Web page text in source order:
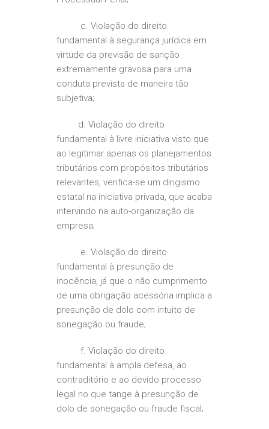
c. Violação do direito
fundamental à segurança jurídica em
virtude da previsão de sanção
extremamente gravosa para uma
conduta prevista de maneira tão
subjetiva;
d. Violação do direito
fundamental à livre iniciativa visto que
ao legitimar apenas os planejamentos
tributários com propósitos tributários
relevantes, verifica-se um dirigismo
estatal na iniciativa privada, que acaba
intervindo na auto-organização da
empresa;
e. Violação do direito
fundamental à presunção de
inocência, já que o não cumprimento
de uma obrigação acessória implica a
presunção de dolo com intuito de
sonegação ou fraude;
f. Violação do direito
fundamental à ampla defesa, ao
contraditório e ao devido processo
legal no que tange à presunção de
dolo de sonegação ou fraude fiscal;